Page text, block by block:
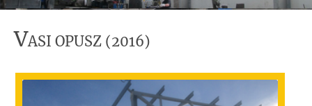
VASI OPUSZ (2016)